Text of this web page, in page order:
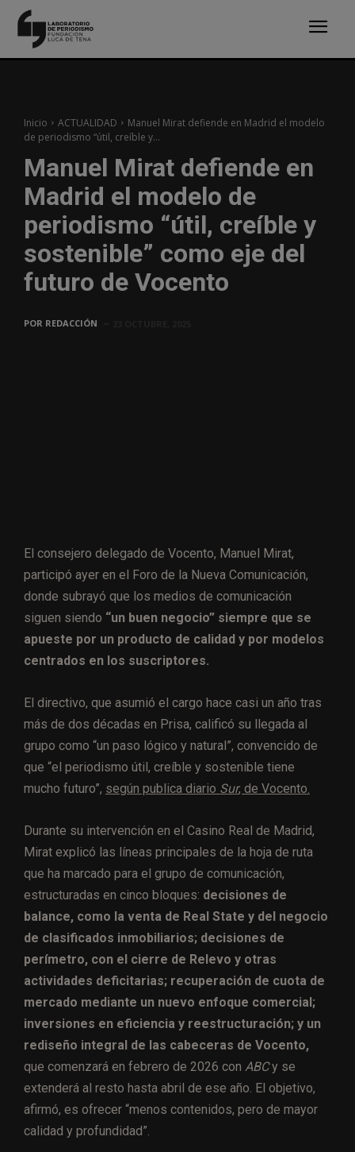
Inicio ACTUALIDAD
Manuel Mirat defiende en Madrid el modelo
de periodismo “útil, creíble y...
Manuel Mirat defiende en
Madrid el modelo de
periodismo “útil, creíble y
sostenible” como eje del
futuro de Vocento
POR REDACCIÓN
El consejero delegado de Vocento, Manuel Mirat,
participó ayer en el Foro de la Nueva Comunicación,
donde subrayó que los medios de comunicación
siguen siendo “un buen negocio” siempre que se
apueste por un producto de calidad y por modelos
centrados en los suscriptores.
El directivo, que asumió el cargo hace casi un año tras
más de dos décadas en Prisa, calificó su llegada al
grupo como “un paso lógico y natural”, convencido de
que “el periodismo útil, creíble y sostenible tiene
mucho futuro”, según publica diario Sur, de Vocento.
Durante su intervención en el Casino Real de Madrid,
Mirat explicó las líneas principales de la hoja de ruta
que ha marcado para el grupo de comunicación,
estructuradas en cinco bloques: decisiones de
balance, como la venta de Real State y del negocio
de clasificados inmobiliarios; decisiones de
perímetro, con el cierre de Relevo y otras
actividades deficitarias; recuperación de cuota de
mercado mediante un nuevo enfoque comercial;
inversiones en eficiencia y reestructuración; y un
rediseño integral de las cabeceras de Vocento,
que comenzará en febrero de 2026 con ABCy se
extenderá al resto hasta abril de ese año. El objetivo,
afirmó, es ofrecer “menos contenidos, pero de mayor
calidad y profundidad”.